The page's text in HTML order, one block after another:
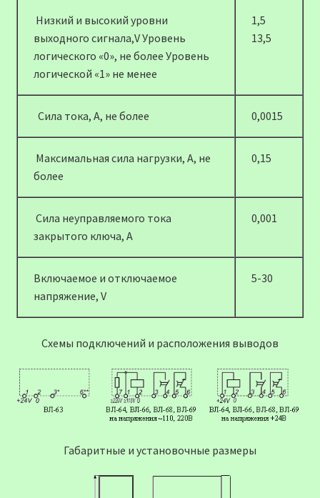
Низкий и высокий уровни
выходного сигнала,V Уровень
логического «0», не более Уровень
логической «1» не менее
1,5
13,5
Сила тока, А, не более 0,0015
Максимальная сила нагрузки, А, не
более
0,15
Сила неуправляемого тока
закрытого ключа, А
0,001
Включаемое и отключаемое
напряжение, V
5-30
Схемы подключений и расположения выводов
Габаритные и установочные размеры